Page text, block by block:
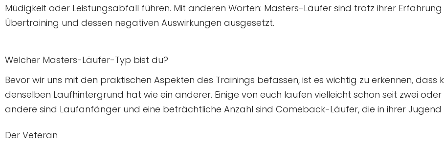
Müdigkeit oder Leistungsabfall führen. Mit anderen Worten: Masters-Läufer sind trotz ihrer Erfahrung
Übertraining und dessen negativen Auswirkungen ausgesetzt.
Welcher Masters-Läufer-Typ bist du?
Bevor wir uns mit den praktischen Aspekten des Trainings befassen, ist es wichtig zu erkennen, dass
denselben Laufhintergrund hat wie ein anderer. Einige von euch laufen vielleicht schon seit zwei
andere sind Laufanfänger und eine beträchtliche Anzahl sind Comeback-Läufer, die in ihrer Jugend
Der Veteran